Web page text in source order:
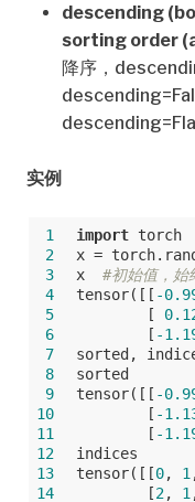
descending
sorting order
降序，
实例
1 import torch
2
x =
3
x #初始值，始
4
tensor([[ -
5
[
6
[ -
7
sorted,
8
sorted
9
tensor([[ -
10
[ -
11
[ -
12
indices
13
tensor([[0, 1
14
[2, 1